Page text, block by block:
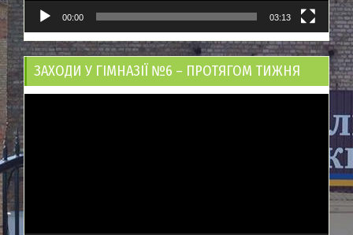
00:00 03:13
ЗАХОДИ У ГІМНАЗІЇ №6 – ПРОТЯГОМ ТИЖНЯ